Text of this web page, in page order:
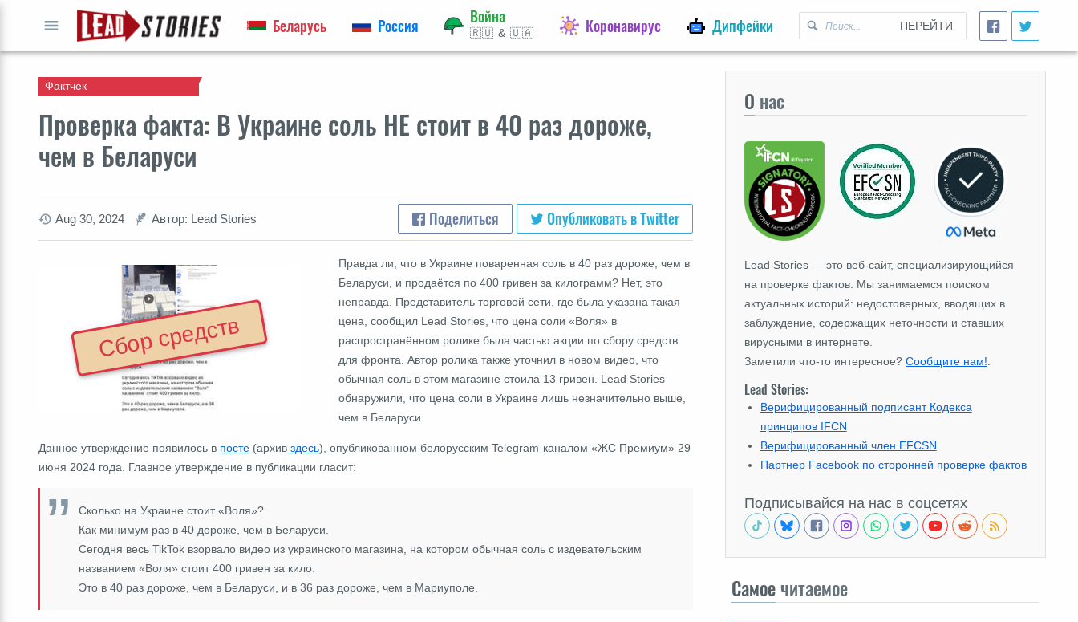
ПЕРЕЙТИ
Беларусь Россия Война
🇷🇺 & 🇺🇦 Коронавирус Дипфейки
Проверка факта: В Украине соль НЕ стоит в 40 раз дороже,
чем в Беларуси
Фактчек
Aug 30, 2024 Автор: Lead Stories Поделиться Опубликовать в Twitter
Сбор средств
Правда ли, что в Украине поваренная соль в 40 раз дороже, чем в
Беларуси, и продаётся по 400 гривен за килограмм? Нет, это
неправда. Представитель торговой сети, где была указана такая
цена, сообщил Lead Stories, что цена соли «Воля» в
распространённом ролике была частью акции по сбору средств
для фронта. Автор ролика также уточнил в новом видео, что
обычная соль в этом магазине стоила 13 гривен. Lead Stories
обнаружили, что цена соли в Украине лишь незначительно выше,
чем в Беларуси.
Данное утверждение появилось в посте (архив здесь), опубликованном белорусским Telegram-каналом «ЖС Премиум» 29
июня 2024 года. Главное утверждение в публикации гласит:
Сколько на Украине стоит «Воля»?
Как минимум раз в 40 дороже, чем в Беларуси.
Сегодня весь TikTok взорвало видео из украинского магазина, на котором обычная соль с издевательским
названием «Воля» стоит 400 гривен за кило.
Это в 40 раз дороже, чем в Беларуси, и в 36 раз дороже, чем в Мариуполе.
О нас
Lead Stories — это веб-сайт, специализирующийся
на проверке фактов. Мы занимаемся поиском
актуальных историй: недостоверных, вводящих в
заблуждение, содержащих неточности и ставших
вирусными в интернете.
Заметили что-то интересное? Сообщите нам!
Lead Stories:
Верифицированный подписант Кодекса
принципов IFCN
Верифицированный член EFCSN
Партнер Facebook по сторонней проверке фактов
Подписывайся на нас в соцсетях
Самое читаемое